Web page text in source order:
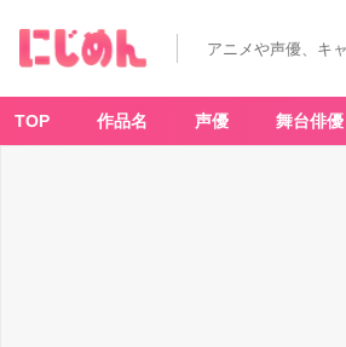
アニメや声優、キ
TOP 作品名 声優 舞台俳優